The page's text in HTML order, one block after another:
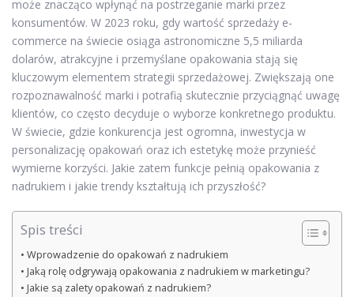
może znacząco wpłynąć na postrzeganie marki przez
konsumentów. W 2023 roku, gdy wartość sprzedaży e-
commerce na świecie osiąga astronomiczne 5,5 miliarda
dolarów, atrakcyjne i przemyślane opakowania stają się
kluczowym elementem strategii sprzedażowej. Zwiększają one
rozpoznawalność marki i potrafią skutecznie przyciągnąć uwagę
klientów, co często decyduje o wyborze konkretnego produktu.
W świecie, gdzie konkurencja jest ogromna, inwestycja w
personalizację opakowań oraz ich estetykę może przynieść
wymierne korzyści. Jakie zatem funkcje pełnią opakowania z
nadrukiem i jakie trendy kształtują ich przyszłość?
Spis treści
Wprowadzenie do opakowań z nadrukiem
Jaką rolę odgrywają opakowania z nadrukiem w marketingu?
Jakie są zalety opakowań z nadrukiem?